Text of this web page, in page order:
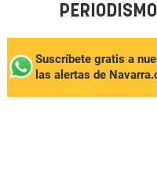
Suscríbete gratis a
las alertas de